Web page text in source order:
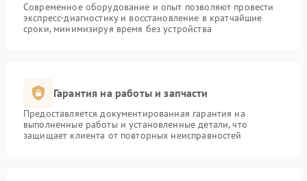
Современное оборудование и опыт позволяют провести
экспресс-диагностику и восстановление в кратчайшие
сроки, минимизируя время без устройства
Гарантия на работы и запчасти
Предоставляется документированная гарантия на
выполненные работы и установленные детали, что
защищает клиента от повторных неисправностей